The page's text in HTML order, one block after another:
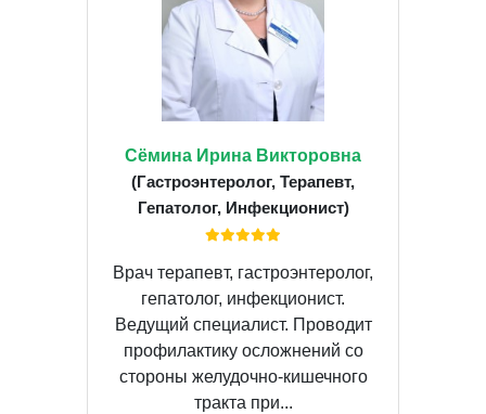
Сёмина Ирина Викторовна
(Гастроэнтеролог, Терапевт,
Гепатолог, Инфекционист)
Врач терапевт, гастроэнтеролог,
гепатолог, инфекционист.
Ведущий специалист. Проводит
профилактику осложнений со
стороны желудочно-кишечного
тракта при...